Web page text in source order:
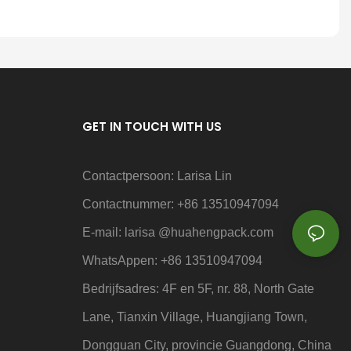
GET IN TOUCH WITH US
Contactpersoon: Larisa Lin
Contactnummer: +86 13510947094
E-mail: larisa @huahengpack.com
WhatsAppen: +86 13510947094
Bedrijfsadres: 4F en 5F, nr. 88, North Gate
Lane, Tianxin Village, Huangjiang Town,
Dongguan City, provincie Guangdong, China